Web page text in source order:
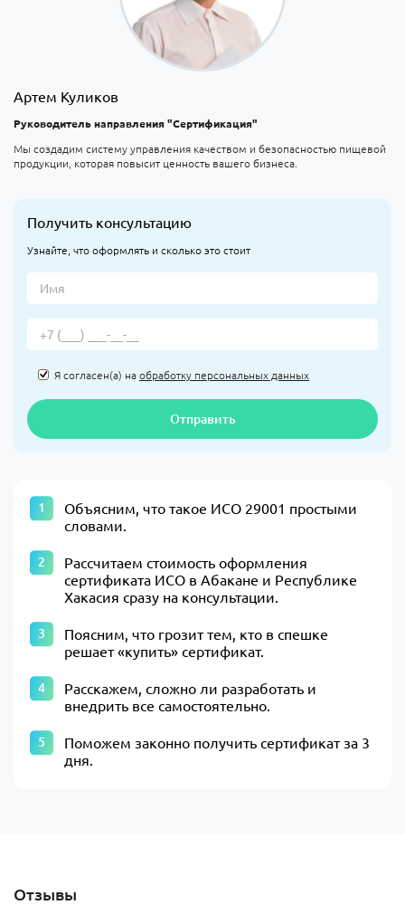
Артем Куликов
Руководитель направления "Сертификация"
Мы создадим систему управления качеством и безопасностью пищевой
продукции, которая повысит ценность вашего бизнеса.
Получить консультацию
Узнайте, что оформлять и сколько это стоит
Я согласен(а) наобработку персональных данных
Отправить
Объясним, что такое ИСО 29001 простыми
словами.
Рассчитаем стоимость оформления
сертификата ИСО в Абакане и Республике
Хакасия сразу на консультации.
Поясним, что грозит тем, кто в спешке
решает «купить» сертификат.
Расскажем, сложно ли разработать и
внедрить все самостоятельно.
Поможем законно получить сертификат за 3
дня.
Отзывы